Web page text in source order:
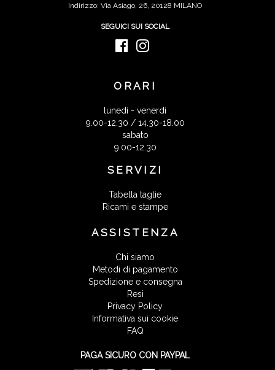
Indirizzo: Via Asiago, 26, 20128 MILANO
SEGUICI SUI SOCIAL
ORARI
lunedì - venerdì
9.00-12.30 / 14.30-18.00
sabato
9.00-12.30
SERVIZI
Tabella taglie
Ricami e stampe
ASSISTENZA
Chi siamo
Metodi di pagamento
Spedizione e consegna
Resi
Privacy Policy
Informativa sui cookie
FAQ
PAGA SICURO CON PAYPAL